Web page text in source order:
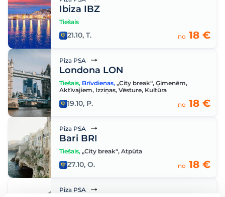
Ibiza IBZ
Tiešais
21.10, T. no 18 €
Piza PSA
Londona LON
Tiešais, Brīvdienas, „City break“, Ģimenēm,
Aktīvajiem, Izziņas, Vēsture, Kultūra
19.10, P. no 18 €
Piza PSA
Bari BRI
Tiešais, „City break“, Atpūta
27.10, O. no 18 €
Piza PSA